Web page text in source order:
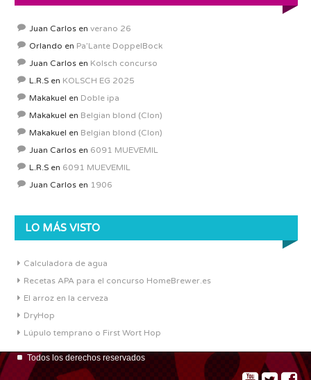
Juan Carlos en verano 26
Orlando en Pa’Lante DoppelBock
Juan Carlos en Kolsch concurso
L.R.S en KOLSCH EG 2025
Makakuel en Doble ipa
Makakuel en Belgian blond (Clon)
Makakuel en Belgian blond (Clon)
Juan Carlos en 6091 MUEVEMIL
L.R.S en 6091 MUEVEMIL
Juan Carlos en 1906
LO MÁS VISTO
Calculadora de agua
Recetas APA para el concurso HomeBrewer.es
El arroz en la cerveza
DryHop
Lúpulo temprano o First Wort Hop
Todos los derechos reservados